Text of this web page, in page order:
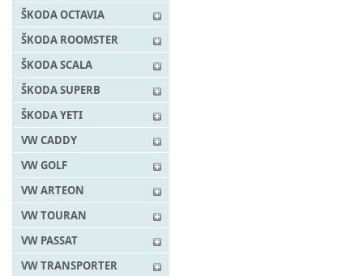
ŠKODA OCTAVIA
ŠKODA ROOMSTER
ŠKODA SCALA
ŠKODA SUPERB
ŠKODA YETI
VW CADDY
VW GOLF
VW ARTEON
VW TOURAN
VW PASSAT
VW TRANSPORTER